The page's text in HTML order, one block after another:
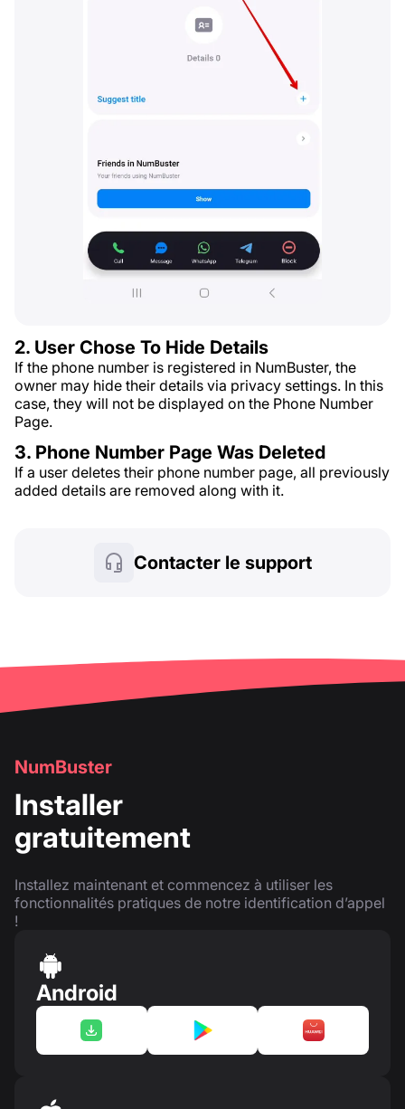
2. User Chose To Hide Details
If the phone number is registered in NumBuster, the
owner may hide their details via privacy settings. In this
case, they will not be displayed on the Phone Number
Page.
3. Phone Number Page Was Deleted
If a user deletes their phone number page, all previously
added details are removed along with it.
Contacter le support
NumBuster
Installer
gratuitement
Installez maintenant et commencez à utiliser les
fonctionnalités pratiques de notre identification d’appel
!
Android